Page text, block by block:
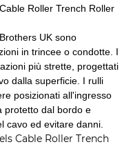
UK sono
in trincee o condotte. I
più strette, progettati
dalla superficie. I rulli
posizionati all'ingresso
protetto dal bordo e
cavo ed evitare danni.